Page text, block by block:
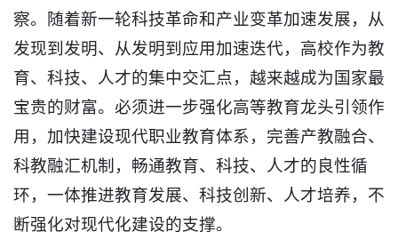
察。随着新一轮科技革命和产业变革加速发展，从
发现到发明、从发明到应用加速迭代，高校作为教
育、科技、人才的集中交汇点，越来越成为国家最
宝贵的财富。必须进一步强化高等教育龙头引领作
用，加快建设现代职业教育体系，完善产教融合、
科教融汇机制，畅通教育、科技、人才的良性循
环，一体推进教育发展、科技创新、人才培养，不
断强化对现代化建设的支撑。